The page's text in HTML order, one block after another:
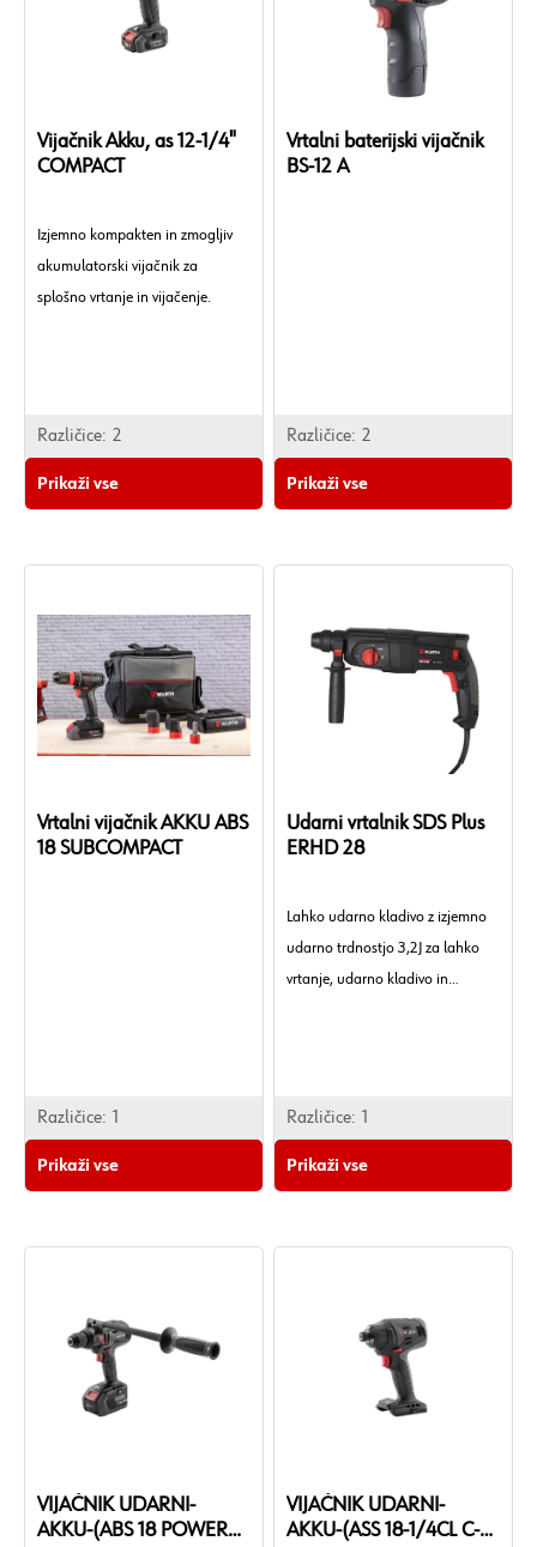
Vijačnik Akku, as 12-1/4"
COMPACT
Izjemno kompakten in zmogljiv
akumulatorski vijačnik za
splošno vrtanje in vijačenje.
Različice: 2
Prikaži vse
Vrtalni baterijski vijačnik
BS-12 A
Različice: 2
Prikaži vse
Vrtalni vijačnik AKKU ABS
18 SUBCOMPACT
Različice: 1
Prikaži vse
Udarni vrtalnik SDS Plus
ERHD 28
Lahko udarno kladivo z izjemno
udarno trdnostjo 3,2J za lahko
vrtanje, udarno kladivo in
Različice: 1
Prikaži vse
VIJAČNIK UDARNI-
AKKU-(ABS 18 POWER
VIJAČNIK UDARNI-
AKKU-(ASS 18-1/4CL C-